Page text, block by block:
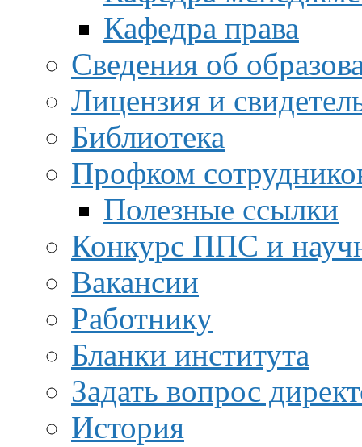
Кафедра права
Сведения об
Лицензия и
Библиотека
Профком
Полезные ссылки
Конкурс ППС и
Вакансии
Работнику
Бланки института
Задать вопрос
История